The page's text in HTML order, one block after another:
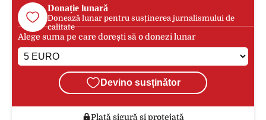
Donație lunară
Donează lunar pentru susținerea jurnalismului de
calitate
Alege suma pe care dorești să o donezi lunar
Devino susținător
Plată sigură și protejată